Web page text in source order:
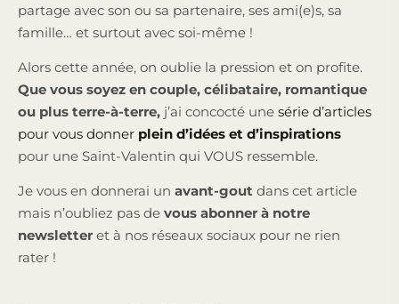
partage avec son ou sa partenaire, ses ami(e)s, sa
famille… et surtout avec soi-même !
Alors cette année, on oublie la pression et on profite.
Que vous soyez en couple, célibataire, romantique
ou plus terre-à-terre, j’ai concocté une série d’articles
pour vous donner plein d’idées et d’inspirations
pour une Saint-Valentin qui VOUS ressemble.
Je vous en donnerai un avant-gout dans cet article
mais n’oubliez pas de vous abonner à notre
newsletter et à nos réseaux sociaux pour ne rien
rater !